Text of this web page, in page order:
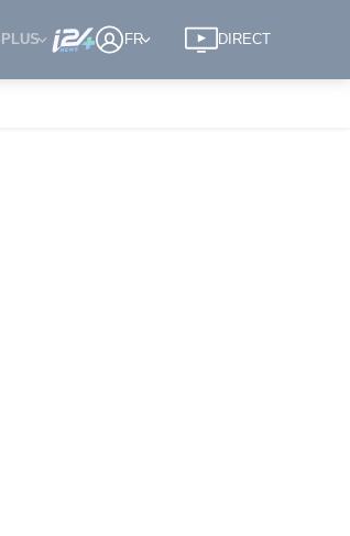
FR DIRECT